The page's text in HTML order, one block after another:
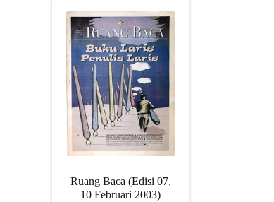
Ruang Baca (Edisi 07,
10 Februari 2003)